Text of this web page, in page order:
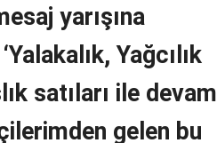
yarışına
Yağcılık
satıları ile devam
gelen bu